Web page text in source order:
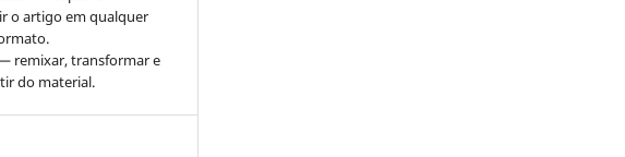
o artigo em qualquer
remixar, transformar e
do material.